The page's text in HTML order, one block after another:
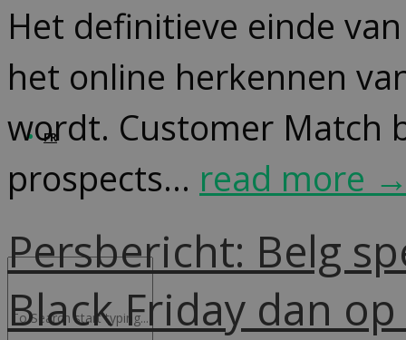
FR
Het definitieve einde
het online herkennen
wordt. Customer Match
prospects... read more
Persbericht: Belg
Black Friday dan